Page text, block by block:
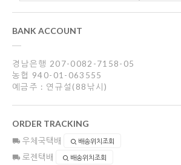
BANK ACCOUNT
경남은행 207-0082-7158-05
농협 940-01-063555
예금주 : 연규설(88낚시)
ORDER TRACKING
우체국택배 배송위치조회
로젠택배 배송위치조회